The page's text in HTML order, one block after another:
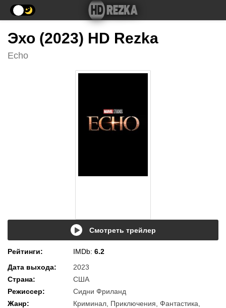
Эхо (2023) HD Rezka
Echo
Смотреть трейлер
Рейтинги: IMDb: 6.2
Дата выхода:
2023
Страна:
США
Режиссер:
Сидни Фриланд
Жанр:
Криминал, Приключения, Фантастика,